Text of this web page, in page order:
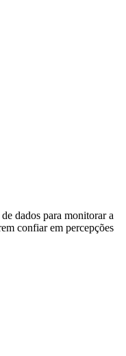
dados para monitorar a
confiar em percepções